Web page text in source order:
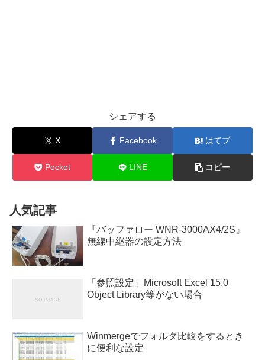
シェアする
X Facebook はてブ
Pocket LINE コピー
人気記事
『バッファロー WNR-3000AX4/2S』
無線中継器の設定方法
「参照設定」Microsoft Excel 15.0
Object Library等がない場合
Winmergeでフォルダ比較をするとき
に便利な設定